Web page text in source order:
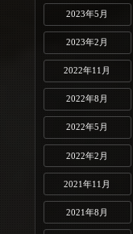
2023年5月
2023年2月
2022年11月
2022年8月
2022年5月
2022年2月
2021年11月
2021年8月